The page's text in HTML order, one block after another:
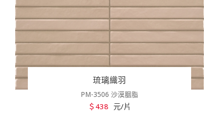
琉璃織羽
PM-3506 沙漠胭脂
＄438 元/片